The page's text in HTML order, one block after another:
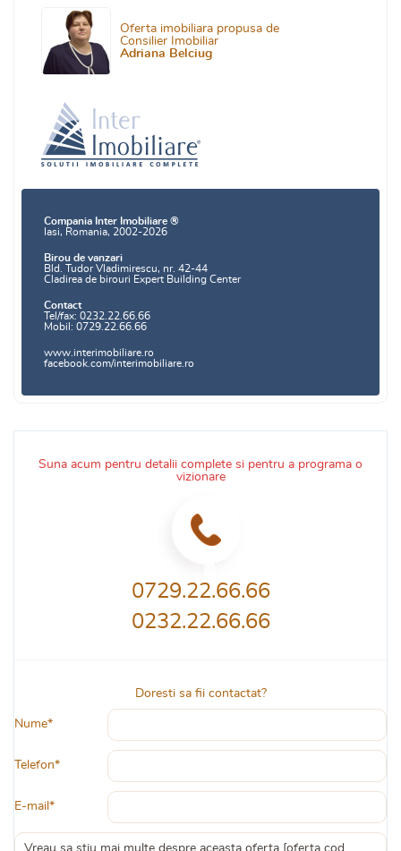
Suna acum pentru detalii complete si pentru a programa o
vizionare
0729.22.66.66
0232.22.66.66
Doresti sa fii contactat?
Nume*
Telefon*
E-mail*
Oferta imobiliara propusa de
Consilier Imobiliar
Adriana Belciug
Compania Inter Imobiliare ®
Iasi, Romania, 2002-2026
Birou de vanzari
Bld. Tudor Vladimirescu, nr. 42-44
Cladirea de birouri Expert Building Center
Contact
Tel/fax: 0232.22.66.66
Mobil: 0729.22.66.66
www.interimobiliare.ro
facebook.com/interimobiliare.ro